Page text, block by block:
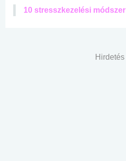
10 stresszkezelési módszer
Hirdetés